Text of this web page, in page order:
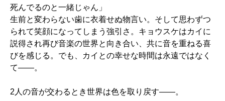
死んでるのと一緒じゃん」
生前と変わらない歯に衣着せぬ物言い。そして思わずつ
られて笑顔になってしまう強引さ。キョウスケはカイに
説得され再び音楽の世界と向き合い、共に音を重ねる喜
びを感じる。でも、カイとの幸せな時間は永遠ではなく
て――。
2人の音が交わるとき世界は色を取り戻す――。